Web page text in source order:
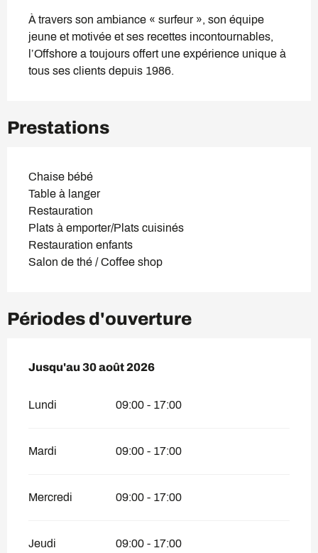
À travers son ambiance « surfeur », son équipe
jeune et motivée et ses recettes incontournables,
l’Offshore a toujours offert une expérience unique à
tous ses clients depuis 1986.
Prestations
Chaise bébé
Table à langer
Restauration
Plats à emporter/Plats cuisinés
Restauration enfants
Salon de thé / Coffee shop
Périodes d'ouverture
Du29 juin 2026au30 août 2026
Jusqu'au 30 août 2026
Lundi 09:00 - 17:00
Mardi 09:00 - 17:00
Mercredi 09:00 - 17:00
Jeudi 09:00 - 17:00